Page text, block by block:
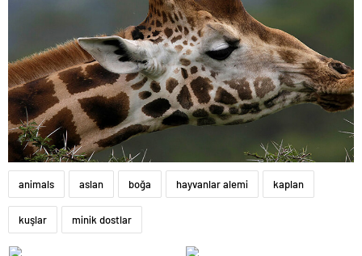
animals aslan boğa hayvanlar alemi kaplan
kuşlar minik dostlar